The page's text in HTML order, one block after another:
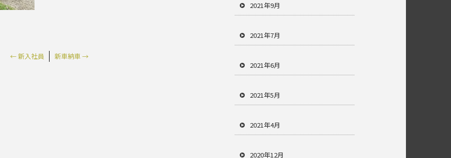
←新入社員 新車納車→
2021年9月
2021年7月
2021年6月
2021年5月
2021年4月
2020年12月